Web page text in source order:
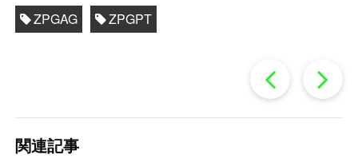
ZPGAG ZPGPT
過
去
関連記事